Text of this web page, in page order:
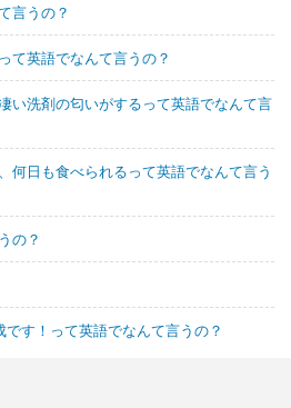
言うの？
て英語でなんて言うの？
い洗剤の匂いがするって英語でなんて言
何日も食べられるって英語でなんて言う
の？
す！って英語でなんて言うの？